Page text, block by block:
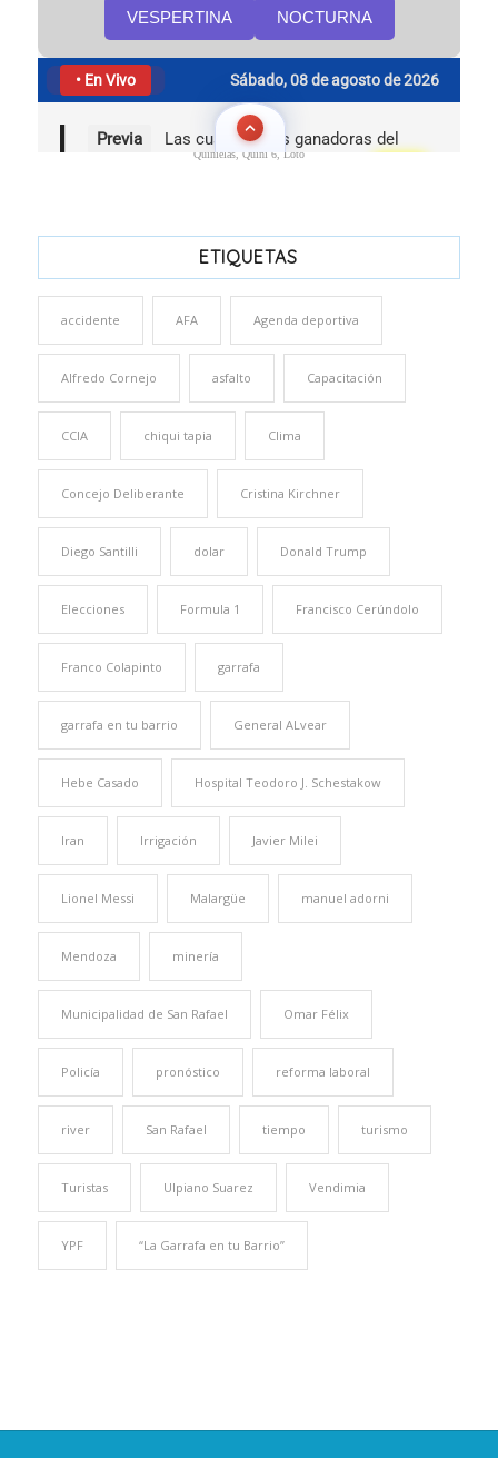
Quinielas, Quini 6, Loto
ETIQUETAS
accidente AFA Agenda deportiva
Alfredo Cornejo asfalto Capacitación
CCIA chiqui tapia Clima
Concejo Deliberante Cristina Kirchner
Diego Santilli dolar Donald Trump
Elecciones Formula 1 Francisco Cerúndolo
Franco Colapinto garrafa
garrafa en tu barrio General ALvear
Hebe Casado Hospital Teodoro J. Schestakow
Iran Irrigación Javier Milei
Lionel Messi Malargüe manuel adorni
Mendoza minería
Municipalidad de San Rafael Omar Félix
Policía pronóstico reforma laboral
river San Rafael tiempo turismo
Turistas Ulpiano Suarez Vendimia
YPF “La Garrafa en tu Barrio”